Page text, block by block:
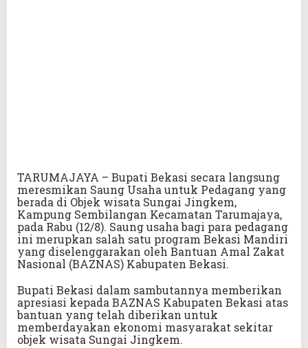
TARUMAJAYA – Bupati Bekasi secara langsung
meresmikan Saung Usaha untuk Pedagang yang
berada di Objek wisata Sungai Jingkem,
Kampung Sembilangan Kecamatan Tarumajaya,
pada Rabu (12/8). Saung usaha bagi para pedagang
ini merupkan salah satu program Bekasi Mandiri
yang diselenggarakan oleh Bantuan Amal Zakat
Nasional (BAZNAS) Kabupaten Bekasi.
Bupati Bekasi dalam sambutannya memberikan
apresiasi kepada BAZNAS Kabupaten Bekasi atas
bantuan yang telah diberikan untuk
memberdayakan ekonomi masyarakat sekitar
objek wisata Sungai Jingkem.